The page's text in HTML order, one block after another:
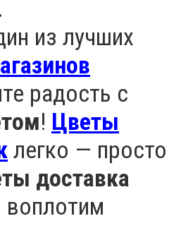
из лучших
радость с
! Цветы
легко — просто
доставка